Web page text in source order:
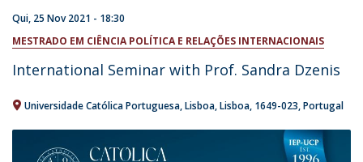
Qui, 25 Nov 2021 - 18:30
MESTRADO EM CIÊNCIA POLÍTICA E RELAÇÕES INTERNACIONAIS
International Seminar with Prof. Sandra Dzenis
Universidade Católica Portuguesa Lisboa Lisboa 1649-023 Portugal